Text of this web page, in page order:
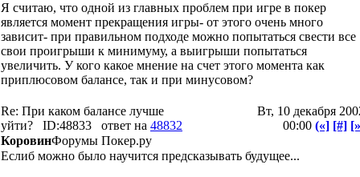
Я считаю, что одной из главных проблем при игре в покер
является момент прекращения игры- от этого очень много
зависит- при правильном подходе можно попытаться свести все
свои проигрыши к минимуму, а выигрыши попытаться
увеличить. У кого какое мнение на счет этого момента как
приплюсовом балансе, так и при минусовом?
Re: При каком балансе лучше
уйти?
ID:48833 ответ на 48832
Вт, 10 декабря
00:00 («] [#]
КоровинФорумы Покер.ру
Еслиб можно было научится предсказывать будущее...